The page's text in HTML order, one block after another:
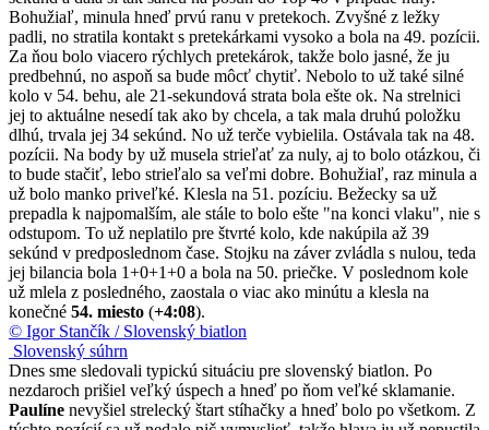
Bohužiaľ, minula hneď prvú ranu v pretekoch. Zvyšné z ležky
padli, no stratila kontakt s pretekárkami vysoko a bola na 49. pozícii.
Za ňou bolo viacero rýchlych pretekárok, takže bolo jasné, že ju
predbehnú, no aspoň sa bude môcť chytiť. Nebolo to už také silné
kolo v 54. behu, ale 21-sekundová strata bola ešte ok. Na strelnici
jej to aktuálne nesedí tak ako by chcela, a tak mala druhú položku
dlhú, trvala jej 34 sekúnd. No už terče vybielila. Ostávala tak na 48.
pozícii. Na body by už musela strieľať za nuly, aj to bolo otázkou, či
to bude stačiť, lebo strieľalo sa veľmi dobre. Bohužiaľ, raz minula a
už bolo manko priveľké. Klesla na 51. pozíciu. Bežecky sa už
prepadla k najpomalším, ale stále to bolo ešte "na konci vlaku", nie s
odstupom. To už neplatilo pre štvrté kolo, kde nakúpila až 39
sekúnd v predposlednom čase. Stojku na záver zvládla s nulou, teda
jej bilancia bola 1+0+1+0 a bola na 50. priečke. V poslednom kole
už mlela z posledného, zaostala o viac ako minútu a klesla na
konečné 54. miesto (+4:08).
© Igor Stančík / Slovenský biatlon
Slovenský súhrn
Dnes sme sledovali typickú situáciu pre slovenský biatlon. Po
nezdaroch prišiel veľký úspech a hneď po ňom veľké sklamanie.
Paulíne nevyšiel strelecký štart stíhačky a hneď bolo po všetkom. Z